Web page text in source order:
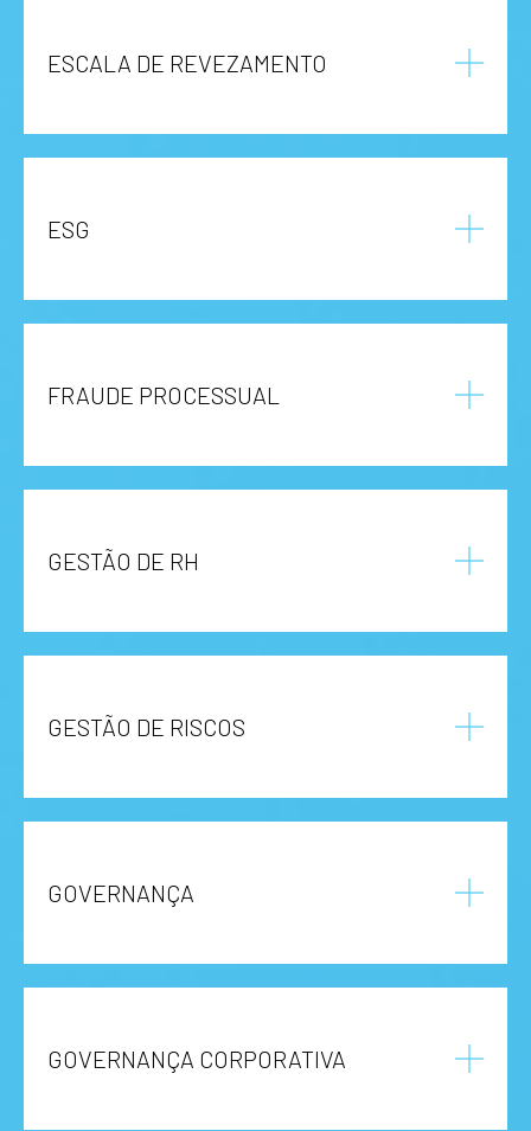
ESCALA DE REVEZAMENTO
ESG
FRAUDE PROCESSUAL
GESTÃO DE RH
GESTÃO DE RISCOS
GOVERNANÇA
GOVERNANÇA CORPORATIVA